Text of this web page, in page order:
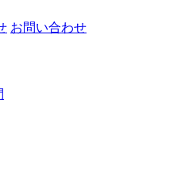
お問い合わせ